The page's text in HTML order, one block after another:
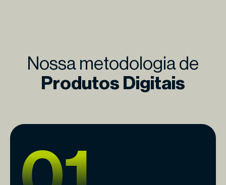
Nossa metodologia de
Produtos Digitais